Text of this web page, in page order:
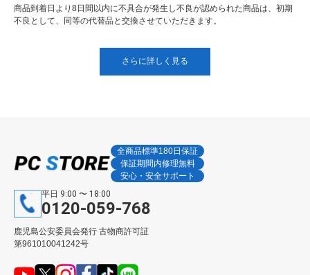
商品到着日より8日間以内に不具合が発生し不良が認められた商品は、初期
不良として、同等の代替品と交換させていただきます。
さらに詳しく見る
全商品標準180日保証
保証期間内修理無料
安心・安全サポート
平日 9:00 〜 18:00
0120-059-768
鹿児島公安委員会発行 古物商許可証
第961010041242号